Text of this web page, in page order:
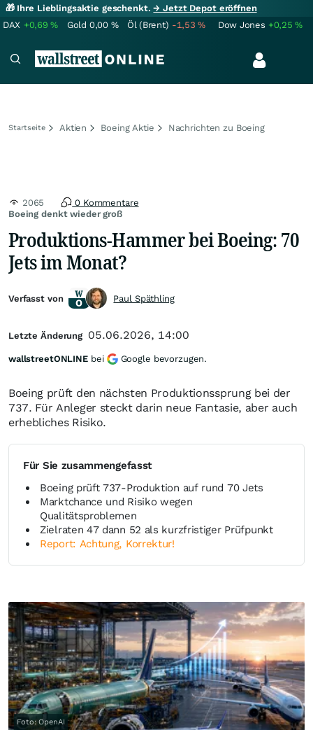
🎁 Ihre Lieblingsaktie geschenkt.→ Jetzt Depot eröffnen
DAX +0,69% Gold 0,00 % Öl (Brent) -1,53% Dow Jones +0,25%
Startseite Aktien Boeing Aktie Nachrichten zu Boeing
Boeing denkt wieder groß
2065 0 Kommentare
Produktions-Hammer bei Boeing: 70
Jets im Monat?
Boeing prüft den nächsten Produktionssprung bei der
737. Für Anleger steckt darin neue Fantasie, aber auch
erhebliches Risiko.
Für Sie zusammengefasst
Boeing prüft 737-Produktion auf rund 70 Jets
Marktchance und Risiko wegen
Qualitätsproblemen
Zielraten 47 dann 52 als kurzfristiger Prüfpunkt
Report: Achtung, Korrektur!
Foto: OpenAI
Verfasst von Paul Späthling
Letzte Änderung 05.06.2026, 14:00
wallstreetONLINE bei Google bevorzugen.